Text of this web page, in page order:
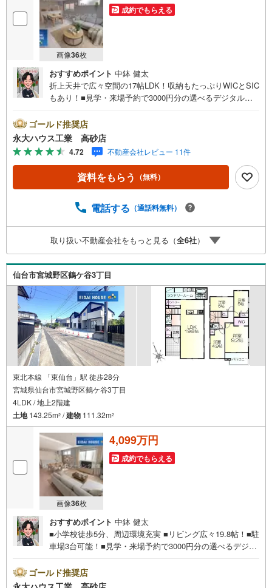
画像36枚
成約でもらえる
おすすめポイント 中鉢 健太
折上天井で広々空間の17帖LDK！収納もたっぷりWICとSIC
もあり！■見学・来場予約で3000円分の選べるデジタルギ
工業の強み～仙台市を中心に宮城県内の多数店舗で展開
中！こちらでは当社の強みを大きく2つに分けてご紹介！1.
＜豊富な不動産知識＞戸建・マンション・土地...と種別を
問わず不動産を取り扱っております。更に教育施設や商業
施設、子育て環境や行政などの地域情報を総合し、お客様
により良い物件選びをして頂けるよう、しっかりとサポー
【購入】【売却】【引っ越し】【リフォーム】など住宅に
ローン各種税金についても、誠心誠意ご説明させて頂きま
す。各店舗ではキッズスペースも完備！お子様連れのご家
族様で是非お越しください。営業時間:10:00～18:00（定休
日火・水曜日※店舗により変動あり）現地のご案内も可能で
すので、どうぞお気軽にお問い合わせください！
ゴールド推奨店
永大ハウス工業 高砂店
4.72 不動産会社レビュー 11件
資料をもらう （無料）
電話する （通話料無料）
取り扱い不動産会社をもっと見る（全6社）
仙台市宮城野区鶴ケ谷3丁目
東北本線 「東仙台」駅 徒歩28分
宮城県仙台市宮城野区鶴ケ谷3丁目
4LDK / 地上2階建
土地143.25m2 /建物 111.32m2
画像36枚
4,099万円
成約でもらえる
おすすめポイント 中鉢 健太
■小学校徒歩5分、周辺環境充実 ■リビング広々19.8帖！■駐
車場3台可能！■見学・来場予約で3000円分の選べるデジタ
ウス工業の強み～仙台市を中心に宮城県内の多数店舗で展
開中！こちらでは当社の強みを大きく2つに分けてご紹介！
ゴールド推奨店